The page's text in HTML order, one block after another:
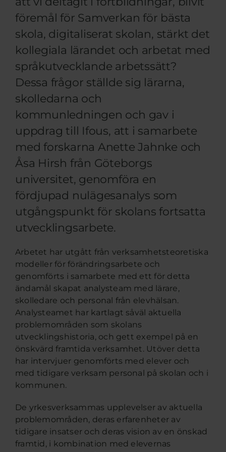
föremål för Samverkan för bästa
skola, digitaliserat skolan, stärkt det
kollegiala lärandet och arbetat med
språkutvecklande arbetssätt?
Dessa frågor ställde sig lärarna,
skolledarna och
kommunledningen och gav i
uppdrag till Ifous, att i samarbete
med forskarna Anette Jahnke och
Åsa Hirsh från Göteborgs
universitet, genomföra en
fördjupad nulägesanalys som
utgångspunkt för skolans fortsatta
utvecklingsarbete.
Arbetet har utgått från verksamhetsteoretiska
modeller för förändringsarbete och
genomförts i samarbete med ett för detta
ändamål skapat analysteam med lärare,
skolledare och personal från elevhälsan.
Analysteamet har kartlagt såväl aktuella
problemområden som skolans
utvecklingshistoria, och gett exempel på en
önskvärd framtida verksamhet. Utöver detta
har intervjuer genomförts med elever och
med tidigare verksam personal på skolan och i
kommunen.
De yrkesverksammas upplevelser av aktuella
problemområden, deras erfarenheter av
tidigare insatser och deras vision av en önskad
framtid, i kombination med elevernas